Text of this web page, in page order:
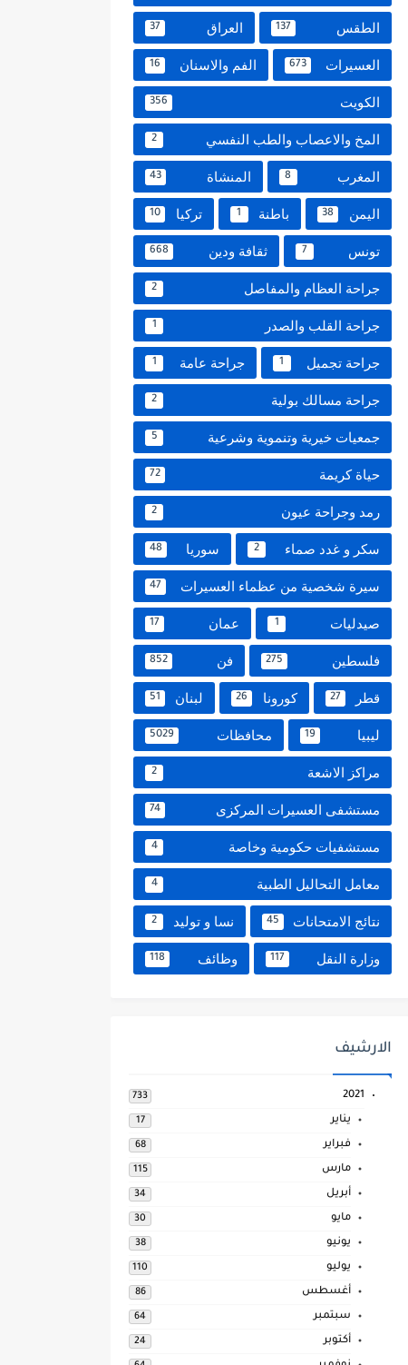
الطقس 137 العراق 37
العسيرات 673 الفم والاسنان 16
الكويت 356
المخ والاعصاب والطب النفسي 2
المغرب 8 المنشاة 43
اليمن 38 باطنة 1 تركيا 10
تونس 7 ثقافة ودين 668
جراحة العظام والمفاصل 2
جراحة القلب والصدر 1
جراحة تجميل 1 جراحة عامة 1
جراحة مسالك بولية 2
جمعيات خيرية وتنموية وشرعية 5
حياة كريمة 72
رمد وجراحة عيون 2
سكر و غدد صماء 2 سوريا 48
سيرة شخصية من عظماء العسيرات 47
صيدليات 1 عمان 17
فلسطين 275 فن 852
قطر 27 كورونا 26 لبنان 51
ليبيا 19 محافظات 5029
مراكز الاشعة 2
مستشفى العسيرات المركزى 74
مستشفيات حكومية وخاصة 4
معامل التحاليل الطبية 4
نتائج الامتحانات 45 نسا و توليد 2
وزارة النقل 117 وظائف 118
الارشيف
2021
733
يناير 17
فبراير 68
مارس 115
أبريل 34
مايو 30
يونيو 38
يوليو 110
أغسطس 86
سبتمبر 64
أكتوبر 24